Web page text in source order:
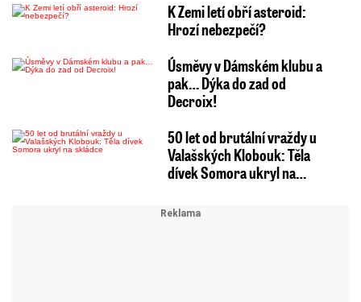
K Zemi letí obří asteroid:
Hrozí nebezpečí?
Úsměvy v Dámském klubu a
pak… Dýka do zad od
Decroix!
50 let od brutální vraždy u
Valašských Klobouk: Těla
dívek Somora ukryl na…